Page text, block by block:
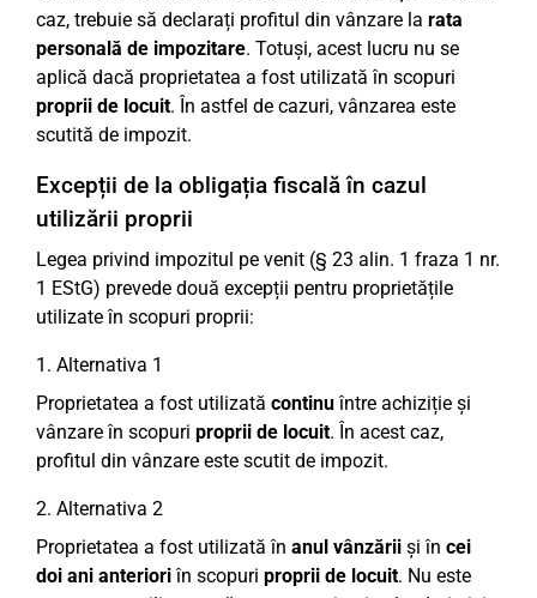
caz, trebuie să declarați profitul din vânzare la rata
personală de impozitare. Totuși, acest lucru nu se
aplică dacă proprietatea a fost utilizată în scopuri
proprii de locuit. În astfel de cazuri, vânzarea este
scutită de impozit.
Excepții de la obligația fiscală în cazul
utilizării proprii
Legea privind impozitul pe venit (§ 23 alin. 1 fraza 1 nr.
1 EStG) prevede două excepții pentru proprietățile
utilizate în scopuri proprii:
1. Alternativa 1
Proprietatea a fost utilizată continuîntre achiziție și
vânzare în scopuri proprii de locuit. În acest caz,
profitul din vânzare este scutit de impozit.
2. Alternativa 2
Proprietatea a fost utilizată în anul vânzării și în cei
doi ani anterioriîn scopuri proprii de locuit. Nu este